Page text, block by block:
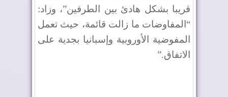
قريبا بشكل هادئ بين الطرفين”، وزاد:
“المفاوضات ما زالت قائمة، حيث تعمل
المفوضية الأوروبية وإسبانيا بجدية على
الاتفاق”.